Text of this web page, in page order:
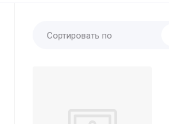
Сортировать по